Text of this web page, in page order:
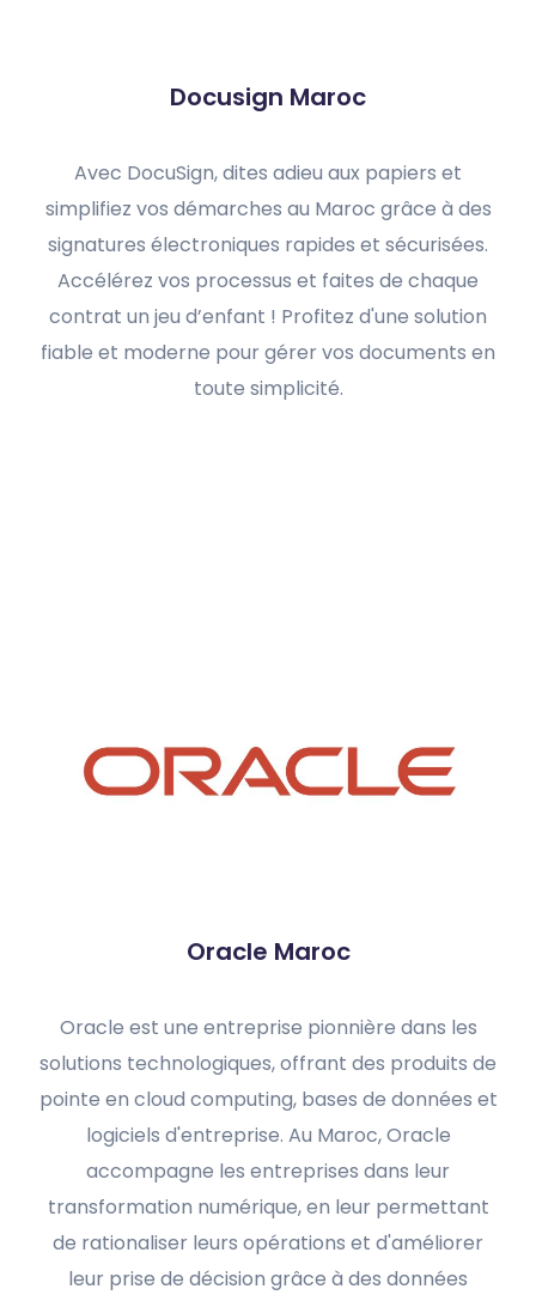
Docusign Maroc
Avec DocuSign, dites adieu aux papiers et
simplifiez vos démarches au Maroc grâce à des
signatures électroniques rapides et sécurisées.
Accélérez vos processus et faites de chaque
contrat un jeu d’enfant ! Profitez d'une solution
fiable et moderne pour gérer vos documents en
toute simplicité.
Oracle Maroc
Oracle est une entreprise pionnière dans les
solutions technologiques, offrant des produits de
pointe en cloud computing, bases de données et
logiciels d'entreprise. Au Maroc, Oracle
accompagne les entreprises dans leur
transformation numérique, en leur permettant
de rationaliser leurs opérations et d'améliorer
leur prise de décision grâce à des données